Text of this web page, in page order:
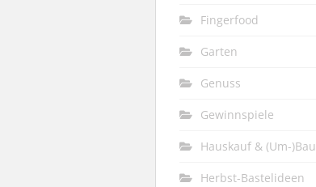
Fingerfood
Garten
Genuss
Gewinnspiele
Hauskauf & (Um-)Bau
Herbst-Bastelideen